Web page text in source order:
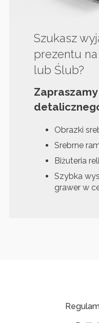
Szukasz
prezentu
lub Ślub?
Obrazki
Srebrne
Biżuteria
Szybka
grawer w